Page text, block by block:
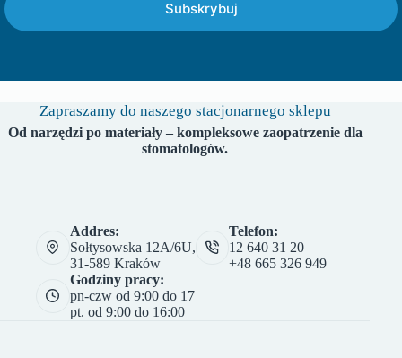
Subskrybuj
Zapraszamy do naszego stacjonarnego sklepu
Od narzędzi po materiały – kompleksowe zaopatrzenie dla
stomatologów.
Addres:
Sołtysowska 12A/6U,
31-589 Kraków
Telefon:
12 640 31 20
+48 665 326 949
Godziny pracy:
pn-czw od 9:00 do 17
pt. od 9:00 do 16:00